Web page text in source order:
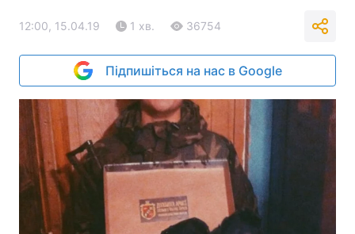
12:00, 15.04.19 1 хв. 36754
Підпишіться на нас в Google